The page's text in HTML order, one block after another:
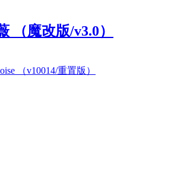
（魔改版/v3.0）